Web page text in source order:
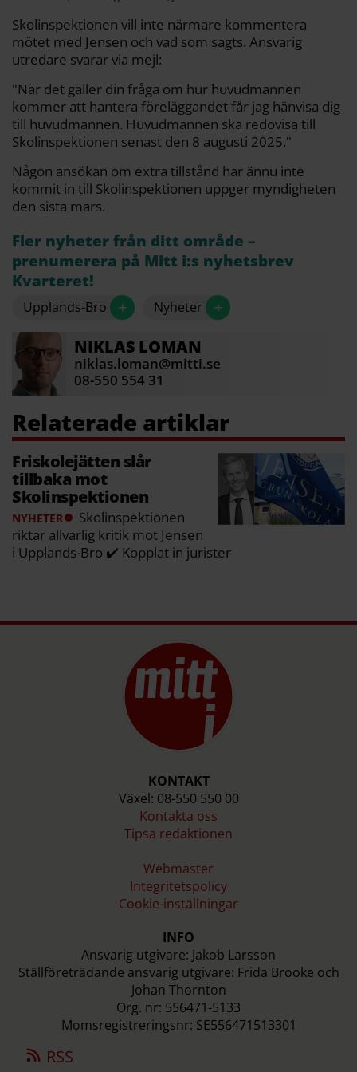
Skolinspektionen vill inte närmare kommentera
mötet med Jensen och vad som sagts. Ansvarig
utredare svarar via mejl:
"När det gäller din fråga om hur huvudmannen
kommer att hantera föreläggandet får jag hänvisa dig
till huvudmannen. Huvudmannen ska redovisa till
Skolinspektionen senast den 8 augusti 2025."
Någon ansökan om extra tillstånd har ännu inte
kommit in till Skolinspektionen uppger myndigheten
den sista mars.
Fler nyheter från ditt område –
prenumerera på Mitt i:s nyhetsbrev
Kvarteret!
Upplands-Bro + Nyheter +
NIKLAS LOMAN
niklas.loman@mitti.se
08-550 554 31
Friskolejätten slår
tillbaka mot
Skolinspektionen
NYHETER
Skolinspektionen
riktar allvarlig kritik mot Jensen
i Upplands-Bro ✔️ Kopplat in jurister
KONTAKT
Växel: 08-550 550 00
Kontakta oss
Tipsa redaktionen
Webmaster
Integritetspolicy
Cookie-inställningar
INFO
Ansvarig utgivare: Jakob Larsson
Ställföreträdande ansvarig utgivare: Frida Brooke och
Johan Thornton
Org. nr: 556471-5133
Momsregistreringsnr: SE556471513301
RSS